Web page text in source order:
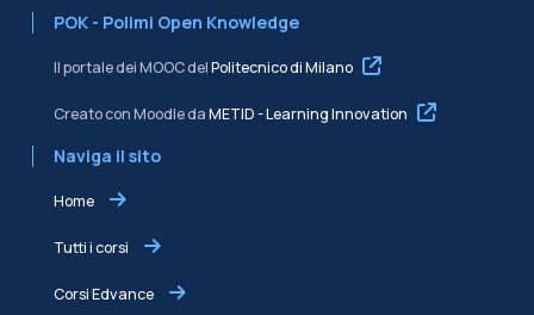
POK - Polimi Open Knowledge
Il portale dei MOOC delPolitecnico di Milano
Creato con Moodle daMETID - Learning Innovation
Naviga il sito
Home
Tutti i corsi
Corsi Edvance